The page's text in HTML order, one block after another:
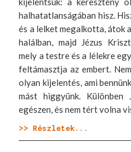
halhatatlanságában hisz.
és a lelket megalkotta, átok
halálban, majd Jézus
mely a testre és a lélekre
feltámasztja az embert.
olyan kijelentés, ami
mást higgyünk.
egészen, és nem tért volna
>> Részletek...